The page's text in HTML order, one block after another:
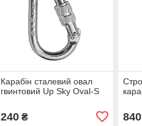
Карабін сталевий овал
гвинтовий Up Sky Oval-S
240₴ 840